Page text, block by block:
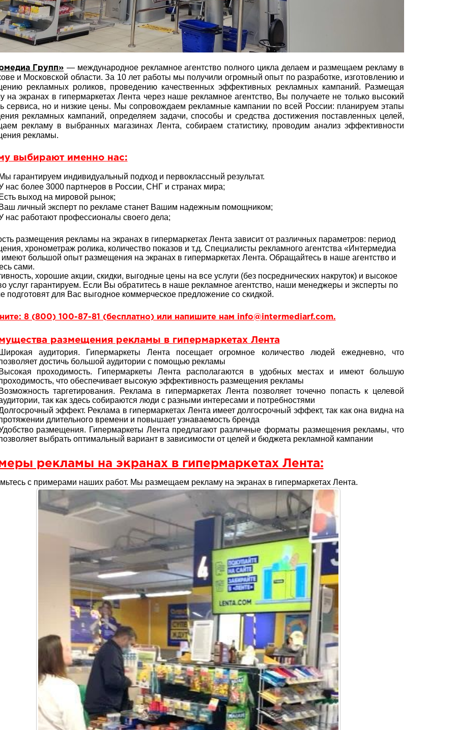
Групп» — международное рекламное агентство полного цикла делаем и размещаем рекламу в
и Московской области. За 10 лет работы мы получили огромный опыт по разработке, изготовлению и
рекламных роликов, проведению качественных эффективных рекламных кампаний. Размещая
на экранах в гипермаркетах Лента через наше рекламное агентство, Вы получаете не только высокий
сервиса, но и низкие цены. Мы сопровождаем рекламные кампании по всей России: планируем этапы
рекламных кампаний, определяем задачи, способы и средства достижения поставленных целей,
рекламу в выбранных магазинах Лента, собираем статистику, проводим анализ эффективности
рекламы.
выбирают именно нас:
Мы гарантируем индивидуальный подход и первоклассный результат.
нас более 3000 партнеров в России, СНГ и странах мира;
Есть выход на мировой рынок;
Ваш личный эксперт по рекламе станет Вашим надежным помощником;
нас работают профессионалы своего дела;
размещения рекламы на экранах в гипермаркетах Лента зависит от различных параметров: период
хронометраж ролика, количество показов и т.д. Специалисты рекламного агентства «Интермедиа
имеют большой опыт размещения на экранах в гипермаркетах Лента. Обращайтесь в наше агентство и
сами.
хорошие акции, скидки, выгодные цены на все услуги (без посреднических накруток) и высокое
услуг гарантируем. Если Вы обратитесь в наше рекламное агентство, наши менеджеры и эксперты по
подготовят для Вас выгодное коммерческое предложение со скидкой.
8 (800) 100-87-81 (бесплатно) или напишите нам info@intermediarf.com.
размещения рекламы в гипермаркетах Лента
Широкая аудитория. Гипермаркеты Лента посещает огромное количество людей ежедневно, что
достичь большой аудитории с помощью рекламы
Высокая проходимость. Гипермаркеты Лента располагаются в удобных местах и имеют большую
что обеспечивает высокую эффективность размещения рекламы
Возможность таргетирования. Реклама в гипермаркетах Лента позволяет точечно попасть к целевой
так как здесь собираются люди с разными интересами и потребностями
эффект. Реклама в гипермаркетах Лента имеет долгосрочный эффект, так как она видна на
длительного времени и повышает узнаваемость бренда
размещения. Гипермаркеты Лента предлагают различные форматы размещения рекламы, что
выбрать оптимальный вариант в зависимости от целей и бюджета рекламной кампании
рекламы на экранах в гипермаркетах Лента:
с примерами наших работ. Мы размещаем рекламу на экранах в гипермаркетах Лента.